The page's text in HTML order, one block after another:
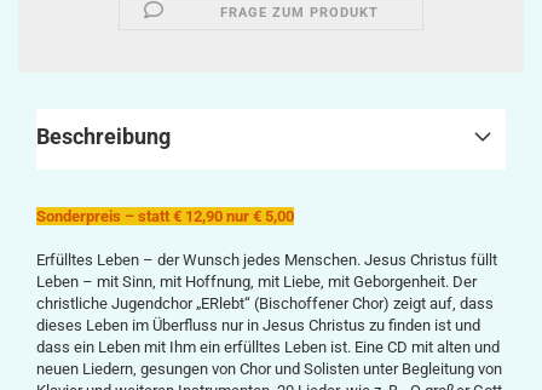
FRAGE ZUM PRODUKT
Beschreibung
Sonderpreis – statt € 12,90 nur € 5,00
Erfülltes Leben – der Wunsch jedes Menschen. Jesus Christus füllt
Leben – mit Sinn, mit Hoffnung, mit Liebe, mit Geborgenheit. Der
christliche Jugendchor „ERlebt“ (Bischoffener Chor) zeigt auf, dass
dieses Leben im Überfluss nur in Jesus Christus zu finden ist und
dass ein Leben mit Ihm ein erfülltes Leben ist. Eine CD mit alten und
neuen Liedern, gesungen von Chor und Solisten unter Begleitung von